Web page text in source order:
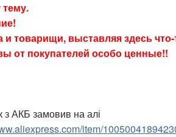
тему.
и товарищи, выставляя здесь
от покупателей особо ценные!!
АКБ замовив на алі
item/